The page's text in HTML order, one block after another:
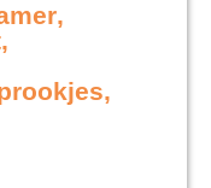
,
,
,